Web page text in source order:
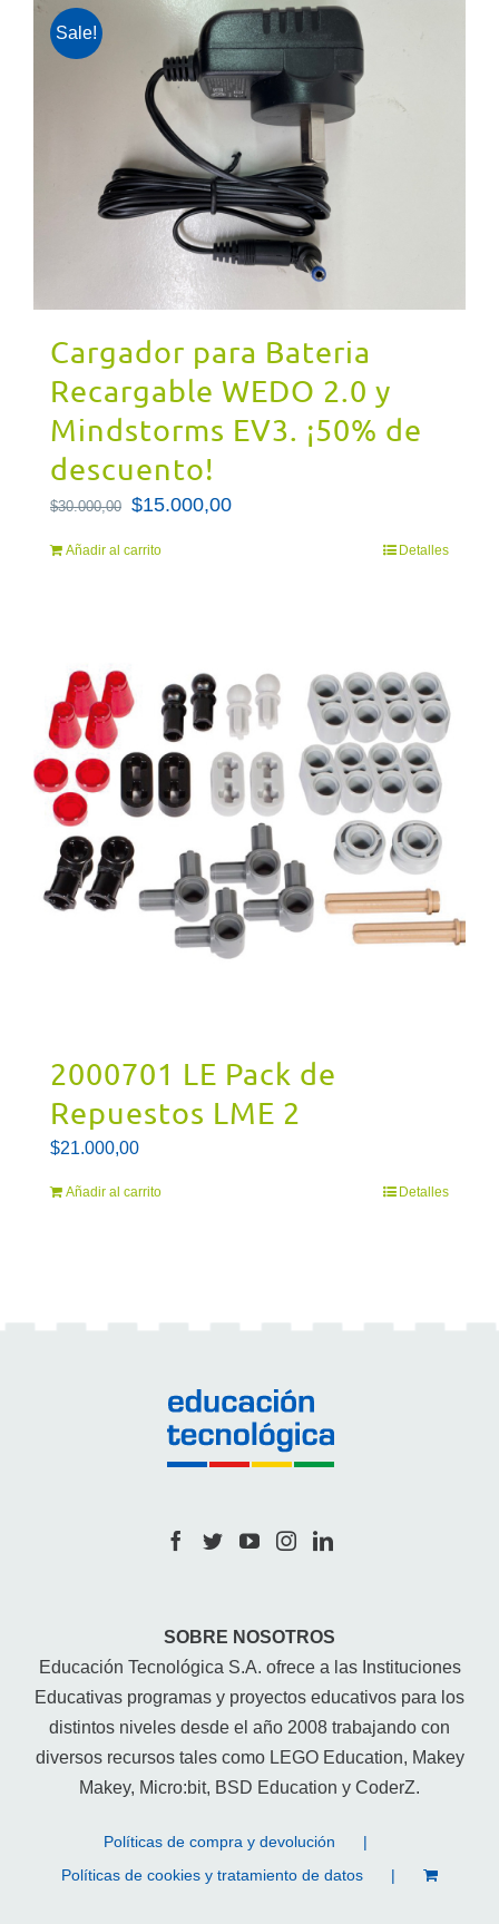
$235.000,00.
$200.000,00.
Sale!
Cargador para Bateria
Recargable WEDO 2.0 y
Mindstorms EV3. ¡50% de
descuento!
$30.000,00 El
$15.000,00El
Añadir al carrito Detalles
2000701 LE Pack de
Repuestos LME 2
$21.000,00
Añadir al carrito Detalles
SOBRE NOSOTROS
Educación Tecnológica S.A. ofrece a las Instituciones
Educativas programas y proyectos educativos para los
distintos niveles desde el año 2008 trabajando con
diversos recursos tales como LEGO Education, Makey
Makey, Micro:bit, BSD Education y CoderZ.
Políticas de compra y devolución
Políticas de cookies y tratamiento de datos